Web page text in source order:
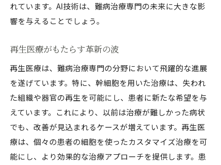
患者ケアの新たなアプローチとその影響
専門家が推進する難病治療の革新と実践
患者アウトカムを重視した治療戦略
エビデンスに基づく治療法の選択
患者教育と治療受容の促進
治療の実践例から学ぶ成功要因
難病治療専門の視点で見る最新技術の潮流
最新技術がもたらす治療のパラダイムシフ
れています。AI技術は、難病治療専門の未来に大きな影
響を与えることでしょう。
再生医療がもたらす革新の波
再生医療は、難病治療専門の分野において飛躍的な進展
を遂げています。特に、幹細胞を用いた治療は、失われ
た組織や器官の再生を可能にし、患者に新たな希望を与
えています。これにより、以前は治療が難しかった病状
でも、改善が見込まれるケースが増えています。再生医
療は、個々の患者の細胞を使ったカスタマイズ治療を可
能にし、より効果的な治療アプローチを提供します。患